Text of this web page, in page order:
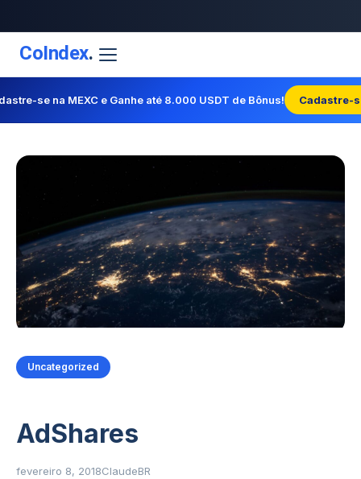
CoIndex.
se na MEXC e Ganhe até 8.000 USDT de Bônus! Cadastre-
Uncategorized
AdShares
fevereiro 8, 2018ClaudeBR